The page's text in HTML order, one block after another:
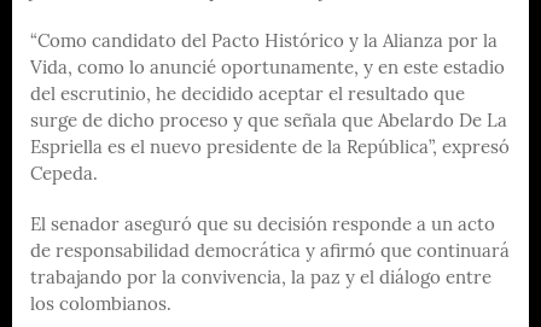
“Como candidato del Pacto Histórico y la Alianza por la
Vida, como lo anuncié oportunamente, y en este estadio
del escrutinio, he decidido aceptar el resultado que
surge de dicho proceso y que señala que Abelardo De La
Espriella es el nuevo presidente de la República”, expresó
Cepeda.
El senador aseguró que su decisión responde a un acto
de responsabilidad democrática y afirmó que continuará
trabajando por la convivencia, la paz y el diálogo entre
los colombianos.